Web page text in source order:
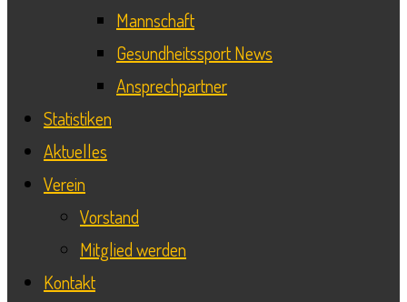
Mannschaft
Gesundheitssport News
Ansprechpartner
Statistiken
Aktuelles
Verein
Vorstand
Mitglied werden
Kontakt